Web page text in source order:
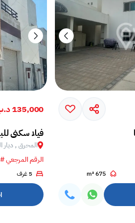
675 m²
135,000 د.ب
فيلا سكني
المحرق , ديار
الرقم المرجعي # 2596
5 غرف